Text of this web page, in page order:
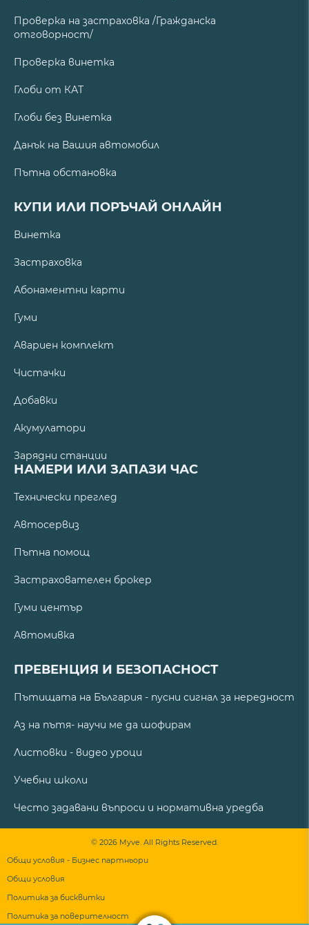
Проверка на застраховка /Гражданска
отговорност/
Проверка винетка
Глоби от КАТ
Глоби без Винетка
Данък на Вашия автомобил
Пътна обстановка
КУПИ ИЛИ ПОРЪЧАЙ ОНЛАЙН
Винетка
Застраховка
Абонаментни карти
Гуми
Авариен комплект
Чистачки
Добавки
Акумулатори
Зарядни станции
НАМЕРИ ИЛИ ЗАПАЗИ ЧАС
Технически преглед
Автосервиз
Пътна помощ
Застрахователен брокер
Гуми център
Автомивка
ПРЕВЕНЦИЯ И БЕЗОПАСНОСТ
Пътищата на България - пусни сигнал за нередност
Аз на пътя- научи ме да шофирам
Листовки - видео уроци
Учебни школи
Често задавани въпроси и нормативна уредба
© 2026 Myve. All Rights Reserved.
Общи условия - Бизнес партньори
Общи условия
Политика за бисквитки
Политика за поверителност